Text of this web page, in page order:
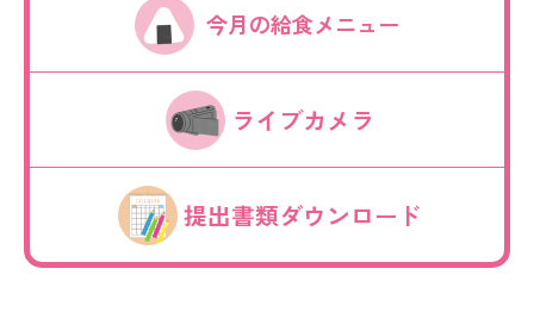
今月の給食メニュー
ライブカメラ
提出書類ダウンロード